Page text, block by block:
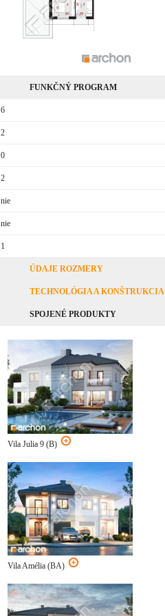
FUNKČNÝ PROGRAM
6
2
0
2
nie
nie
1
ÚDAJE ROZMERY
TECHNOLÓGIA A KONŠTRUKCIA
SPOJENÉ PRODUKTY
Vila Julia 9 (B)
Vila Amélia (BA)